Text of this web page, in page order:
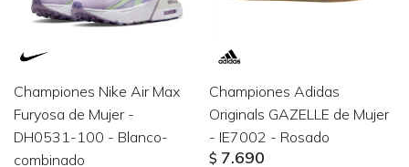
Championes Nike Air Max
Furyosa de Mujer -
DH0531-100 - Blanco-
combinado
Championes Adidas
Originals GAZELLE de Mujer
- IE7002 - Rosado
$ 7.690